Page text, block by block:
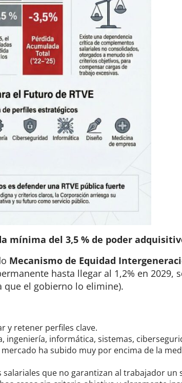
mínima del 3,5 % de poder
Mecanismo de Equidad
hasta llegar al 1,2% en 2029,
que el gobierno lo elimine).
y retener perfiles clave.
ingeniería, informática, sistemas,
ha subido muy por encima de la
que no garantizan al trabajador un